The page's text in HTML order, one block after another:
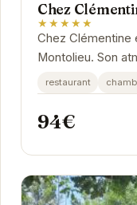
Chez
★★★★★
Chez Clémentine
Montolieu. Son
emplacement
restaurant
94€